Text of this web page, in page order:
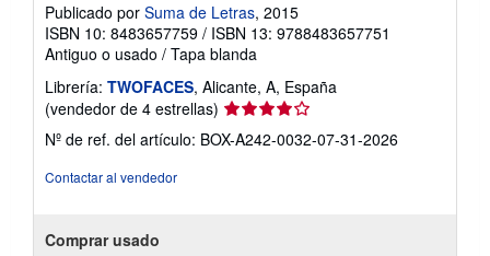
Publicado por Suma de Letras, 2015
ISBN 10: 8483657759 / ISBN 13: 9788483657751
Antiguo o usado / Tapa blanda
Librería: TWOFACES, Alicante, A, España
(vendedor de 4 estrellas) Calificación
del
vendedor:
Nº de ref. del artículo: BOX-A242-0032-07-31-2026
Contactar al vendedor
Comprar usado